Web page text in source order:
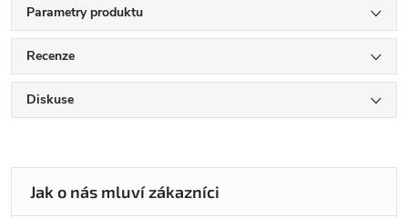
Parametry produktu
Recenze
Diskuse